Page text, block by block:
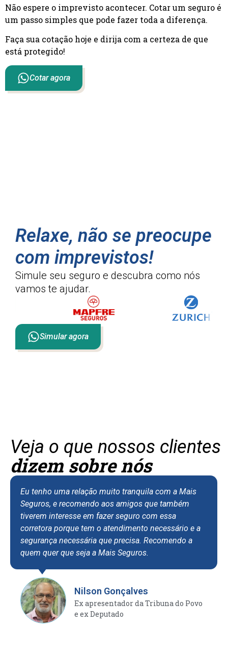
Não espere o imprevisto acontecer. Cotar um seguro é
um passo simples que pode fazer toda a diferença.
Faça sua cotação hoje e dirija com a certeza de que
está protegido!
Cotar agora
Relaxe, não se preocupe
com imprevistos!
Simule seu seguro e descubra como nós
vamos te ajudar.
Simular agora
Veja o que nossos clientes
dizem sobre nós
Eu tenho uma relação muito tranquila com a Mais
Seguros, e recomendo aos amigos que também
tiverem interesse em fazer seguro com essa
corretora porque tem o atendimento necessário e a
segurança necessária que precisa. Recomendo a
quem quer que seja a Mais Seguros.
Nilson Gonçalves
Ex apresentador da Tribuna do Povo
e ex Deputado